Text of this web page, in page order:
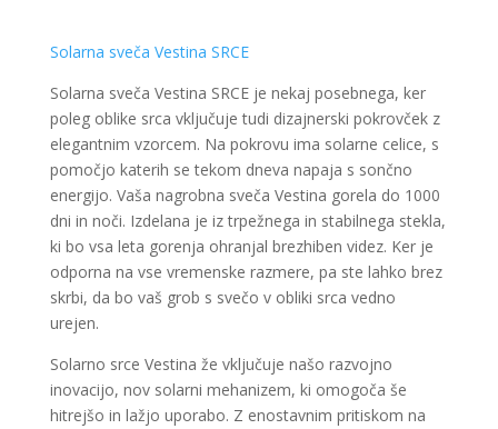
Solarna sveča Vestina SRCE
Solarna sveča Vestina SRCE je nekaj posebnega, ker
poleg oblike srca vključuje tudi dizajnerski pokrovček z
elegantnim vzorcem. Na pokrovu ima solarne celice, s
pomočjo katerih se tekom dneva napaja s sončno
energijo. Vaša nagrobna sveča Vestina gorela do 1000
dni in noči. Izdelana je iz trpežnega in stabilnega stekla,
ki bo vsa leta gorenja ohranjal brezhiben videz. Ker je
odporna na vse vremenske razmere, pa ste lahko brez
skrbi, da bo vaš grob s svečo v obliki srca vedno
urejen.
Solarno srce Vestina že vključuje našo razvojno
inovacijo, nov solarni mehanizem, ki omogoča še
hitrejšo in lažjo uporabo. Z enostavnim pritiskom na